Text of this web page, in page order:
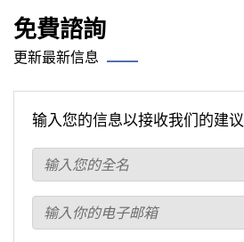
免費諮詢
更新最新信息
输入您的信息以接收我们的建议